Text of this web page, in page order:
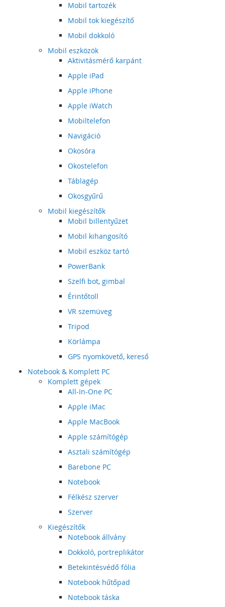
Mobil tartozék
Mobil tok kiegészítő
Mobil dokkoló
Mobil eszközök
Aktivitásmérő karpánt
Apple iPad
Apple iPhone
Apple iWatch
Mobiltelefon
Navigáció
Okosóra
Okostelefon
Táblagép
Okosgyűrű
Mobil kiegészítők
Mobil billentyűzet
Mobil kihangosító
Mobil eszköz tartó
PowerBank
Szelfi bot, gimbal
Érintőtoll
VR szemüveg
Tripod
Körlámpa
GPS nyomkövető, kereső
Notebook & Komplett PC
Komplett gépek
All-In-One PC
Apple iMac
Apple MacBook
Apple számítógép
Asztali számítógép
Barebone PC
Notebook
Félkész szerver
Szerver
Kiegészítők
Notebook állvány
Dokkoló, portreplikátor
Betekintésvédő fólia
Notebook hűtőpad
Notebook táska